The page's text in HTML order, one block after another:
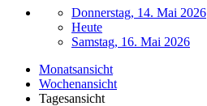
Donnerstag, 14. Mai 2026
Heute
Samstag, 16. Mai 2026
Monatsansicht
Wochenansicht
Tagesansicht